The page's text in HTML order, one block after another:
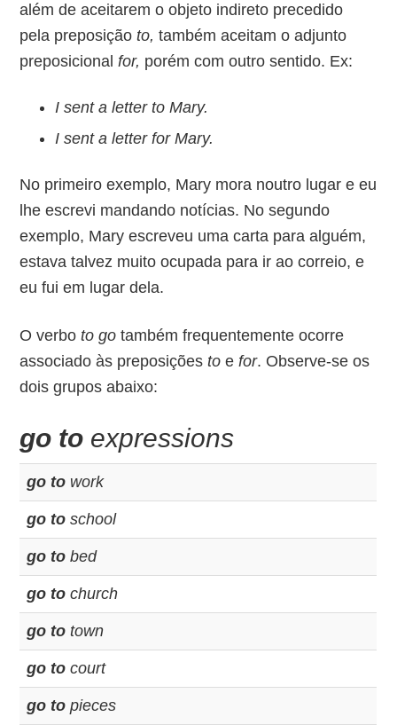
além de aceitarem o objeto indireto precedido
pela preposiçãoto, também aceitam o adjunto
preposicionalfor, porém com outro sentido. Ex:
I sent a letter to Mary.
I sent a letter for Mary.
No primeiro exemplo, Mary mora noutro lugar e eu
lhe escrevi mandando notícias. No segundo
exemplo, Mary escreveu uma carta para alguém,
estava talvez muito ocupada para ir ao correio, e
eu fui em lugar dela.
O verboto go também frequentemente ocorre
associado às preposiçõesto efor. Observe-se os
dois grupos abaixo:
go to expressions
go to work
go to school
go to bed
go to church
go to town
go to court
go to pieces